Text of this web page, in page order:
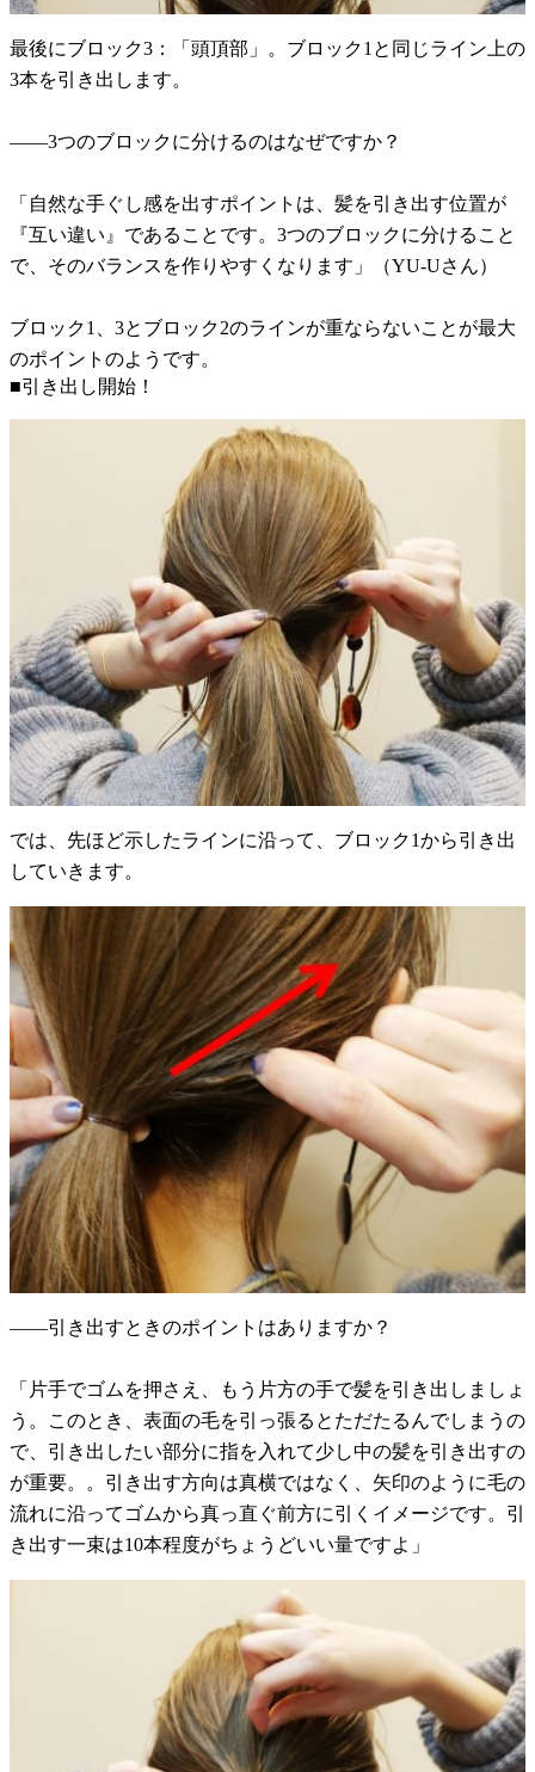
最後にブロック3：「頭頂部」。ブロック1と同じライン上の
3本を引き出します。
――3つのブロックに分けるのはなぜですか？
「自然な手ぐし感を出すポイントは、髪を引き出す位置が
『互い違い』であることです。3つのブロックに分けること
で、そのバランスを作りやすくなります」（YU-Uさん）
ブロック1、3とブロック2のラインが重ならないことが最大
のポイントのようです。
■引き出し開始！
では、先ほど示したラインに沿って、ブロック1から引き出
していきます。
――引き出すときのポイントはありますか？
「片手でゴムを押さえ、もう片方の手で髪を引き出しましょ
う。このとき、表面の毛を引っ張るとただたるんでしまうの
で、引き出したい部分に指を入れて少し中の髪を引き出すの
が重要。。引き出す方向は真横ではなく、矢印のように毛の
流れに沿ってゴムから真っ直ぐ前方に引くイメージです。引
き出す一束は10本程度がちょうどいい量ですよ」